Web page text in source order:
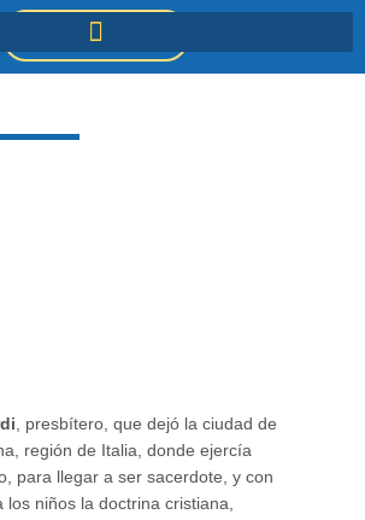
DONACIONES
, presbítero, que dejó la ciudad de
región de Italia, donde ejercía
para llegar a ser sacerdote, y con
los niños la doctrina cristiana,